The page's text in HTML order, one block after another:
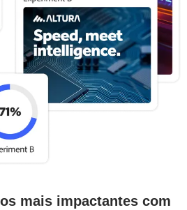
mais impactantes com